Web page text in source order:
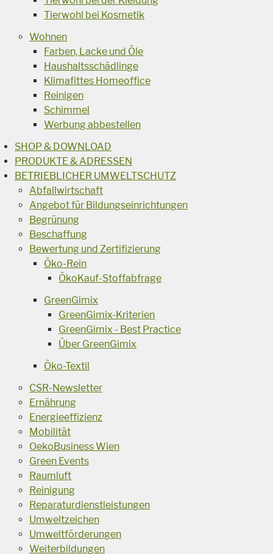
Tierwohl bei Kosmetik
Wohnen
Farben, Lacke und Öle
Haushaltsschädlinge
Klimafittes Homeoffice
Reinigen
Schimmel
Werbung abbestellen
SHOP & DOWNLOAD
PRODUKTE & ADRESSEN
BETRIEBLICHER UMWELTSCHUTZ
Abfallwirtschaft
Angebot für Bildungseinrichtungen
Begrünung
Beschaffung
Bewertung und Zertifizierung
Öko-Rein
ÖkoKauf-Stoffabfrage
GreenGimix
GreenGimix-Kriterien
GreenGimix - Best Practice
Über GreenGimix
Öko-Textil
CSR-Newsletter
Ernährung
Energieeffizienz
Mobilität
OekoBusiness Wien
Green Events
Raumluft
Reinigung
Reparaturdienstleistungen
Umweltzeichen
Umweltförderungen
Weiterbildungen